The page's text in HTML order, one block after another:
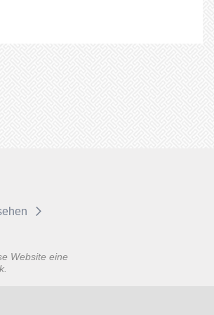
Website eine